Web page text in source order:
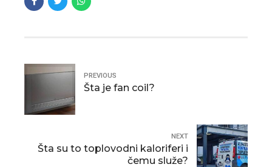
PREVIOUS
Šta je fan coil?
NEXT
Šta su to toplovodni kaloriferi i
čemu služe?